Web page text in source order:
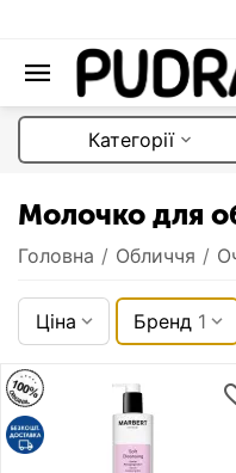
Категорії
Молочко для
Головна / Обличчя /
Ціна Бренд 1